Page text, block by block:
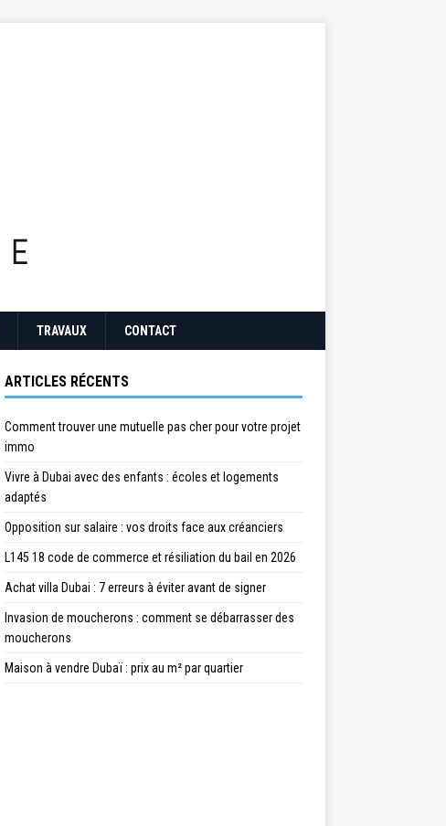
TRAVAUX CONTACT
ARTICLES RÉCENTS
Comment trouver une mutuelle pas cher pour votre projet
immo
Vivre à Dubai avec des enfants : écoles et logements
adaptés
Opposition sur salaire : vos droits face aux créanciers
L145 18 code de commerce et résiliation du bail en 2026
Achat villa Dubai : 7 erreurs à éviter avant de signer
Invasion de moucherons : comment se débarrasser des
moucherons
Maison à vendre Dubaï : prix au m² par quartier